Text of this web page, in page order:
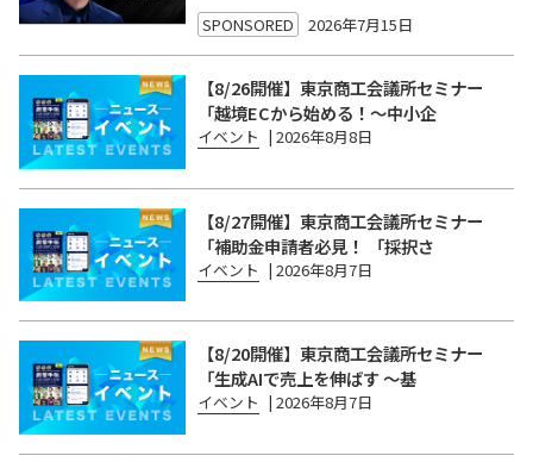
SPONSORED 2026年7月15日
【8/26開催】東京商工会議所セミナー
「越境ECから始める！〜中小企
イベント | 2026年8月8日
【8/27開催】東京商工会議所セミナー
「補助金申請者必見！ 「採択さ
イベント | 2026年8月7日
【8/20開催】東京商工会議所セミナー
「生成AIで売上を伸ばす 〜基
イベント | 2026年8月7日